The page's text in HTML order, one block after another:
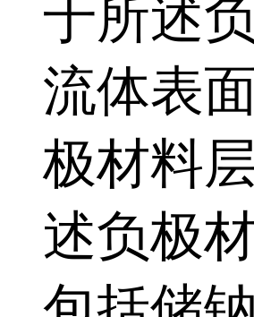
于所述
流体表
极材料
述负极